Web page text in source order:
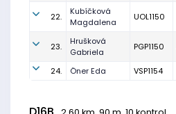
22.
Kubíčková
Magdalena
UOL1150
23.
Hrušková
Gabriela
PGP1150
24. Öner Eda VSP1154